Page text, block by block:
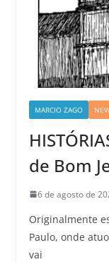
MARCIO ZAGO
de Bom
6 de agosto de
Originalmente
Paulo, onde
vai